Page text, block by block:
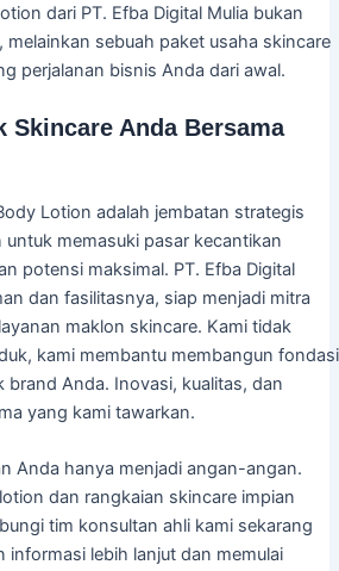
dari PT. Efba Digital Mulia bukan
sebuah paket usaha skincare
perjalanan bisnis Anda dari awal.
Skincare Anda Bersama
Lotion adalah jembatan strategis
memasuki pasar kecantikan
potensi maksimal. PT. Efba Digital
dan fasilitasnya, siap menjadi mitra
maklon skincare. Kami tidak
kami membantu membangun fondasi
Anda. Inovasi, kualitas, dan
yang kami tawarkan.
Anda hanya menjadi angan-angan.
dan rangkaian skincare impian
tim konsultan ahli kami sekarang
informasi lebih lanjut dan memulai